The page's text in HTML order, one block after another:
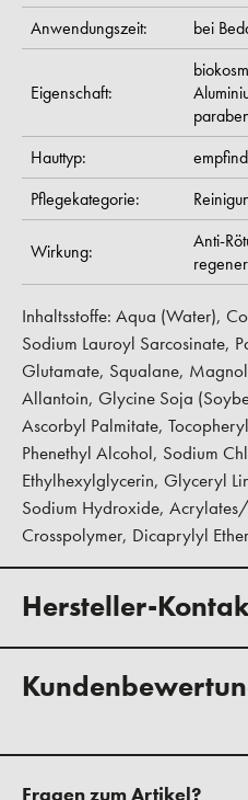
Anwendungszeit:
bei
Eigenschaft:
Hauttyp:
Pflegekategorie:
Wirkung: Anti-
Inhaltsstoffe: Aqua (Water),
Sodium Lauroyl Sarcosinate,
Glutamate, Squalane,
Allantoin, Glycine Soja
Ascorbyl Palmitate,
Phenethyl Alcohol, Sodium
Ethylhexylglycerin, Glyceryl
Sodium Hydroxide,
Crosspolymer, Dicaprylyl Ether
Hersteller-
Fragen zum Artikel?